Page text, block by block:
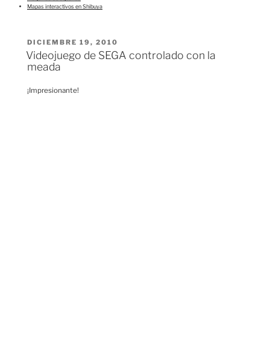
Mapas interactivos en Shibuya
PUBLICADO
EL
DICIEMBRE 19, 2010
Videojuego de SEGA controlado con la
meada
¡Impresionante!